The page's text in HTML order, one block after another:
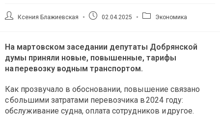
АвторКсения Блажиевская
Запись02.04.2025
РубрикаЭкономика
На мартовском заседании депутаты Добрянской
думы приняли новые, повышенные, тарифы
на перевозку водным транспортом.
Как прозвучало в обосновании, повышение связано
с большими затратами перевозчика в 2024 году:
обслуживание судна, оплата сотрудников и другое.